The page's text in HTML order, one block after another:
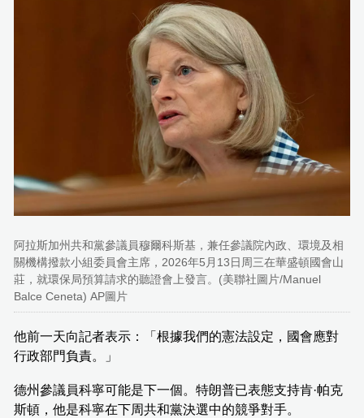
阿拉斯加州共和黨參議員穆爾科斯基，兼任參議院內政、環境及相
關機構撥款小組委員會主席，2026年5月13日周三在華盛頓國會山
莊，就環保局預算請求的聽證會上發言。(美聯社圖片/Manuel
Balce Ceneta) AP圖片
他前一天向記者表示：「根據我們的憲法設定，國會應對
行政部門負責。」
德州參議員科寧可能是下一個。特朗普已表態支持肯·帕克
斯頓，他是科寧在下周共和黨決選中的競爭對手。